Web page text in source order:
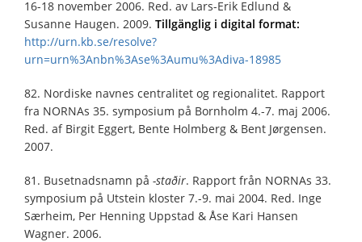
16-18 november 2006. Red. av Lars-Erik Edlund &
Susanne Haugen. 2009. Tillgänglig i digital format:
http://urn.kb.se/resolve?
urn=urn%3Anbn%3Ase%3Aumu%3Adiva-18985
82. Nordiske navnes centralitet og regionalitet. Rapport
fra NORNAs 35. symposium på Bornholm 4.-7. maj 2006.
Red. af Birgit Eggert, Bente Holmberg & Bent Jørgensen.
2007.
81. Busetnadsnamn på -staðir. Rapport från NORNAs 33.
symposium på Utstein kloster 7.-9. mai 2004. Red. Inge
Særheim, Per Henning Uppstad & Åse Kari Hansen
Wagner. 2006.